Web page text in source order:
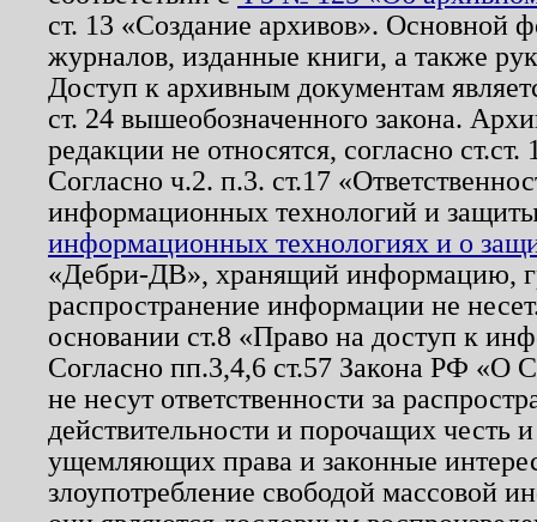
ст. 13 «Создание архивов». Основной
журналов, изданные книги, а также
Доступ к архивным документам
ст. 24 вышеобозначенного закона.
редакции не относятся, согласно
Согласно ч.2. п.3. ст.17
информационных технологий и
информационных технологиях и о
«Дебри-ДВ», хранящий информацию,
распространение информации не
основании ст.8 «Право на доступ к
Согласно пп.3,4,6 ст.57 Закона РФ «О
не несут ответственности за
действительности и порочащих честь
ущемляющих права и законные
злоупотребление свободой массовой